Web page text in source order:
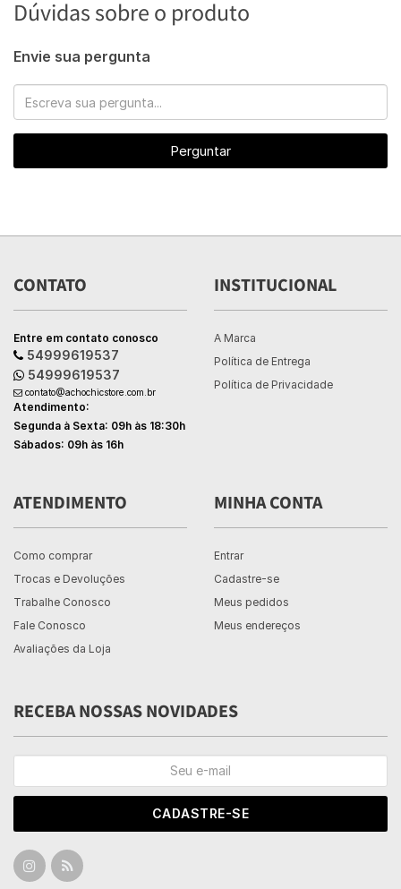
Dúvidas sobre o produto
Envie sua pergunta
Perguntar
CONTATO
Entre em contato conosco
54999619537
54999619537
contato@achochicstore.com.br
Atendimento:
Segunda à Sexta: 09h às 18:30h
Sábados: 09h às 16h
INSTITUCIONAL
A Marca
Política de Entrega
Política de Privacidade
ATENDIMENTO
Como comprar
Trocas e Devoluções
Trabalhe Conosco
Fale Conosco
Avaliações da Loja
MINHA CONTA
Entrar
Cadastre-se
Meus pedidos
Meus endereços
RECEBA NOSSAS NOVIDADES
CADASTRE-SE